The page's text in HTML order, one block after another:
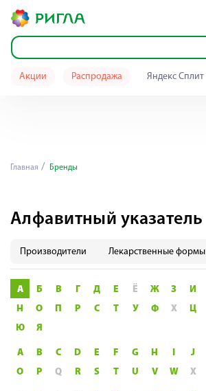
Акции Распродажа Яндекс Сплит
Главная Бренды
Алфавитный указатель
Производители Лекарственные формы
А Б В Г Д Е Ё Ж З И
Н
О П Р С Т У Ф Х Ц
Ю
Я
A B C D E F G H I J
O
P Q R S T U V W X